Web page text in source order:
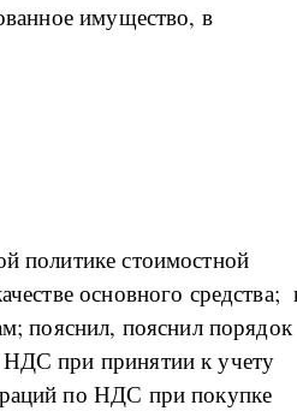
имущество, в
политике стоимостной
основного средства;
пояснил, пояснил порядок
при принятии к учету
по НДС при покупке